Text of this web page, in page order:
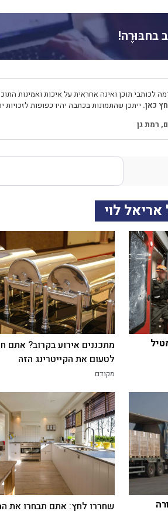
בחבּוּרֶה!
לכותבי תוכן ואינה אחראית על איכות ואמינות
כאן. ייתכן שהתמונות בכתבה יהיו כפופות לזכויות
, רמת גן
לוי
מתכננים אירוע בקרוב? אתם
לטעום את הקייטרינג הזה
מקודם
שחררו לחץ: אתם תבחרו את